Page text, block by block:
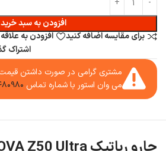
افزودن به سبد خرید
برای مقایسه اضافه کنید
افزودن به
اشتراک
مشتری گرامی در صورت داشتن قیمت
می وان استور با شماره تماس